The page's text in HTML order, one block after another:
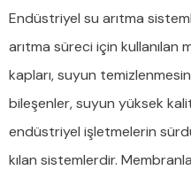
Endüstriyel su arıtma
arıtma süreci için kullanılan
kapları, suyun
bileşenler, suyun yüksek
endüstriyel işletmelerin
kılan sistemlerdir.